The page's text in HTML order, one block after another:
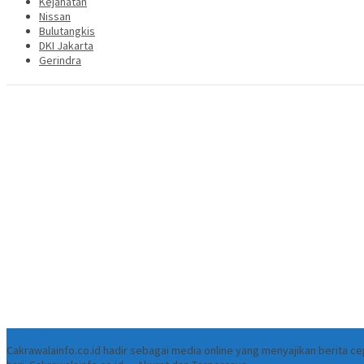
Nissan
Bulutangkis
DKI Jakarta
Gerindra
Cakrawalainfo.co.id hadir sebagai media online yang menyajikan berita